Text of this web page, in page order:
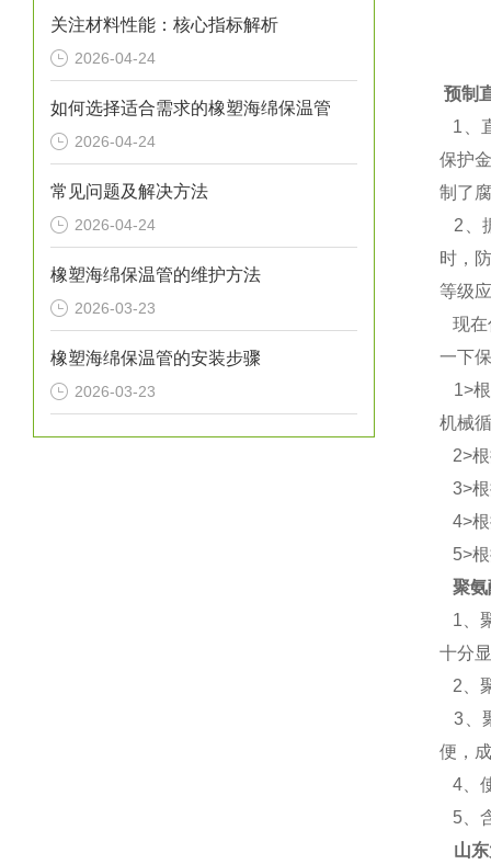
关注材料性能：核心指标解析
2026-04-24
如何选择适合需求的橡塑海绵保温管
2026-04-24
常见问题及解决方法
2026-04-24
橡塑海绵保温管的维护方法
2026-03-23
橡塑海绵保温管的安装步骤
2026-03-23
预制
1、
保护
制了
2、
时，
等级
现在
一下
1>根
机械
2>根
3>根
4>根
5>根
聚氨
1、
十分
2、
3、
便，
4、
5、
山东